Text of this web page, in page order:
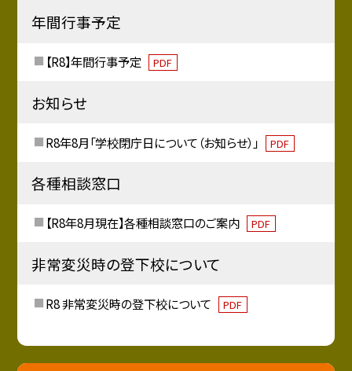
年間行事予定
【R8】年間行事予定 PDF
お知らせ
R8年8月「学校閉庁日について（お知らせ）」 PDF
各種相談窓口
【R8年8月現在】各種相談窓口のご案内 PDF
非常変災時の登下校について
R8 非常変災時の登下校について PDF